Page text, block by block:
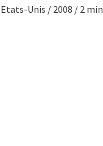
Etats-Unis / 2008 / 2 min